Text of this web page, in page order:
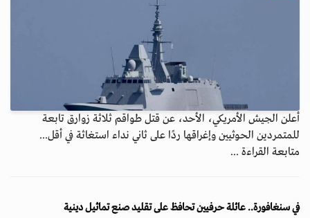
أعلن الجيش الأمريكي، الأحد، عن قتل طواقم ثلاثة زوارق تابعة
للمتمردين الحوثيين وإغراقها ردًا على ثاني نداء استغاثة في أقل...
متابعة القراءة ...
في سنغافورة.. عائلة حرفيين تحافظ على تقليد صنع تماثيل دينية